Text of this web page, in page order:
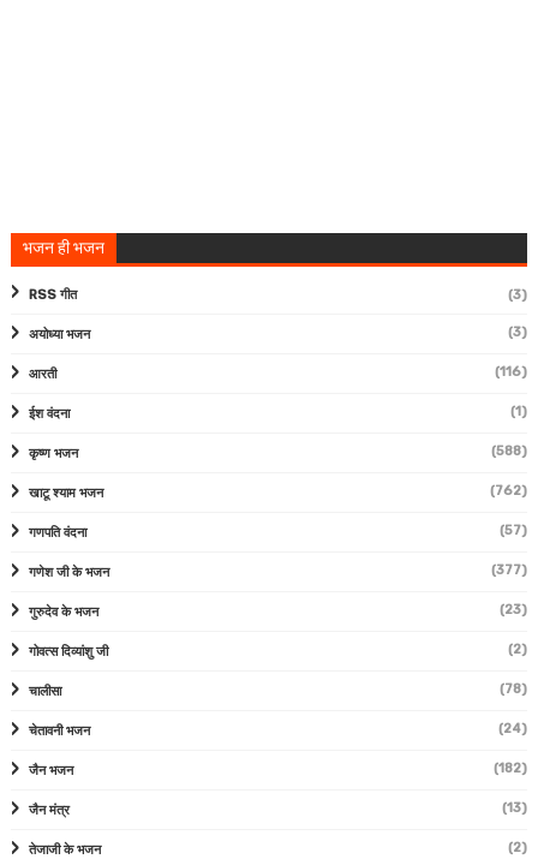
भजन ही भजन
RSS गीत (3)
अयोध्या भजन (3)
आरती (116)
ईश वंदना (1)
कृष्ण भजन (588)
खाटू श्याम भजन (762)
गणपति वंदना (57)
गणेश जी के भजन (377)
गुरुदेव के भजन (23)
गोवत्स दिव्यांशु जी (2)
चालीसा (78)
चेतावनी भजन (24)
जैन भजन (182)
जैन मंत्र (13)
तेजाजी के भजन (2)